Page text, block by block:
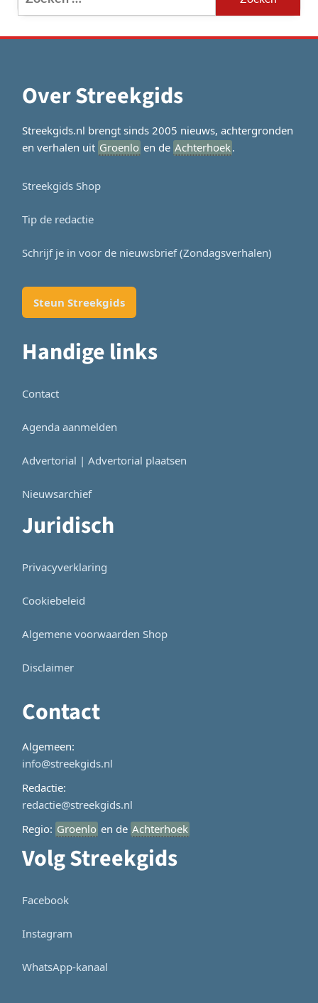
naar:
Over Streekgids
Streekgids.nl brengt sinds 2005 nieuws, achtergronden
en verhalen uit Groenlo en de Achterhoek.
Streekgids Shop
Tip de redactie
Schrijf je in voor de nieuwsbrief (Zondagsverhalen)
Steun Streekgids
Handige links
Contact
Agenda aanmelden
Advertorial | Advertorial plaatsen
Nieuwsarchief
Juridisch
Privacyverklaring
Cookiebeleid
Algemene voorwaarden Shop
Disclaimer
Contact
Algemeen:
info@streekgids.nl
Redactie:
redactie@streekgids.nl
Regio: Groenlo en de Achterhoek
Volg Streekgids
Facebook
Instagram
WhatsApp-kanaal